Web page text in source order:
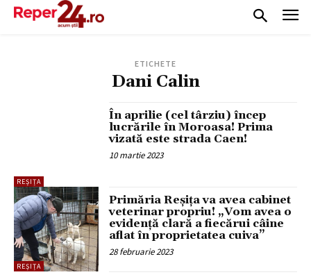
ETICHETE
Dani Calin
REȘIȚA
În aprilie (cel târziu) încep
lucrările în Moroasa! Prima
vizată este strada Caen!
10 martie 2023
REȘIȚA
Primăria Reșița va avea cabinet
veterinar propriu! „Vom avea o
evidență clară a fiecărui câine
aflat în proprietatea cuiva”
28 februarie 2023